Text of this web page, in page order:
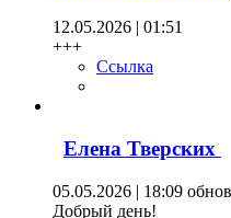
12.05.2026 | 01:51
+++
Ссылка
Елена Тверских
05.05.2026 | 18:09
Добрый день!